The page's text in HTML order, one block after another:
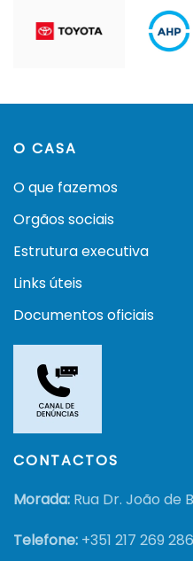
O CASA
O que fazemos
Orgãos sociais
Estrutura executiva
Links úteis
Documentos oficiais
CONTACTOS
Morada: Rua Dr. João de
Telefone: +351 217 269 286